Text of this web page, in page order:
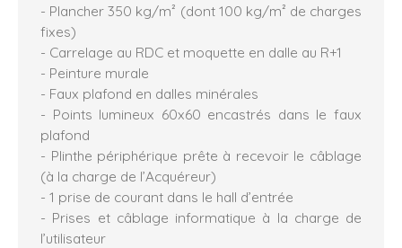
- Plancher 350 kg/m² (dont 100 kg/m² de charges
fixes)
- Carrelage au RDC et moquette en dalle au R+1
- Peinture murale
- Faux plafond en dalles minérales
- Points lumineux 60x60 encastrés dans le faux
plafond
- Plinthe périphérique prête à recevoir le câblage
(à la charge de l’Acquéreur)
- 1 prise de courant dans le hall d’entrée
- Prises et câblage informatique à la charge de
l’utilisateur